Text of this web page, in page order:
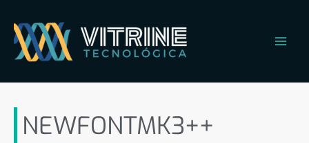
para
conteúdo
NEWFONTMK3++